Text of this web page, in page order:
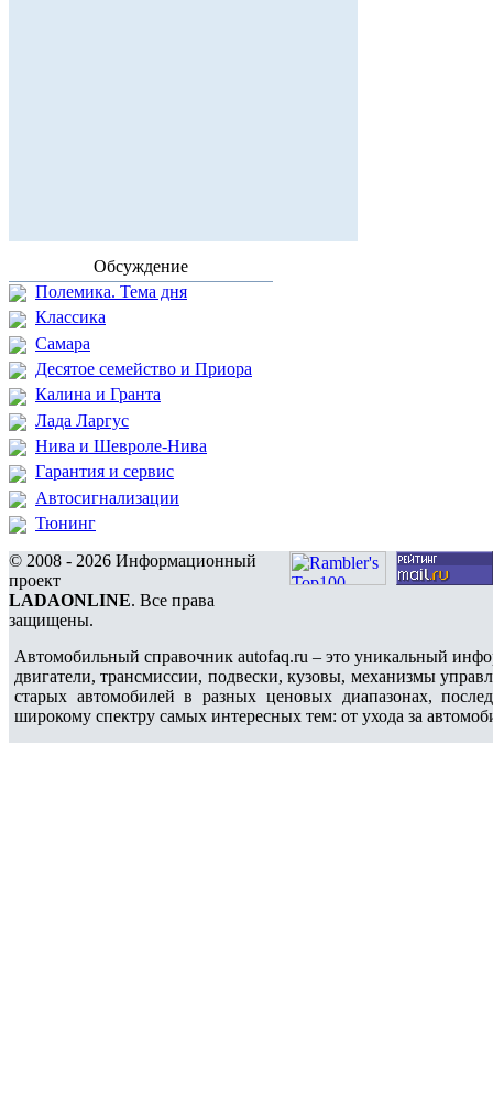
Обсуждение
Полемика. Тема дня
Классика
Самара
Десятое семейство и Приора
Калина и Гранта
Лада Ларгус
Нива и Шевроле-Нива
Гарантия и сервис
Автосигнализации
Тюнинг
© 2008 - 2026 Информационный
проект
LADAONLINE. Все права
защищены.
Автомобильный справочник autofaq.ru – это уникальный
двигатели, трансмиссии, подвески, кузовы, механизмы
старых автомобилей в разных ценовых диапазонах,
широкому спектру самых интересных тем: от ухода за